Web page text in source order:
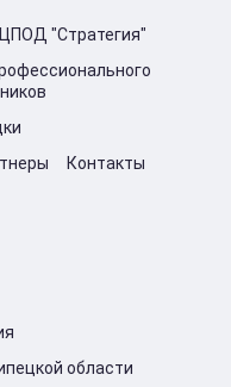
ЦПОД "Стратегия"
Контакты
области